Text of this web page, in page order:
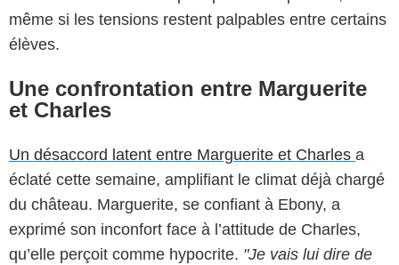
même si les tensions restent palpables entre certains
élèves.
Une confrontation entre Marguerite
et Charles
Un désaccord latent entre Marguerite et Charles a
éclaté cette semaine, amplifiant le climat déjà chargé
du château. Marguerite, se confiant à Ebony, a
exprimé son inconfort face à l’attitude de Charles,
qu’elle perçoit comme hypocrite. "Je vais lui dire de